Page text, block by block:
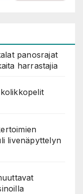
panosrajat
harrastajia
livenäpyttelyn